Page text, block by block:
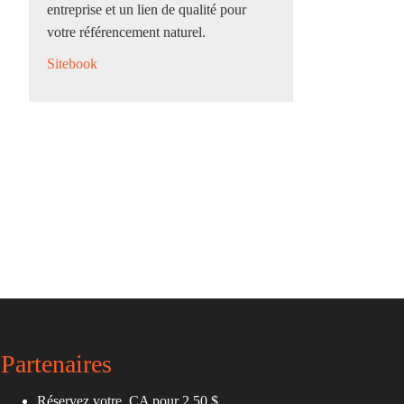
entreprise et un lien de qualité pour
votre référencement naturel.
Sitebook
Partenaires